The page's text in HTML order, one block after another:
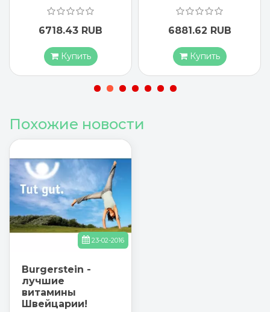
6718.43 RUB
Купить
6881.62 RUB
Купить
Похожие новости
23-02-2016
Burgerstein -
лучшие
витамины
Швейцарии!